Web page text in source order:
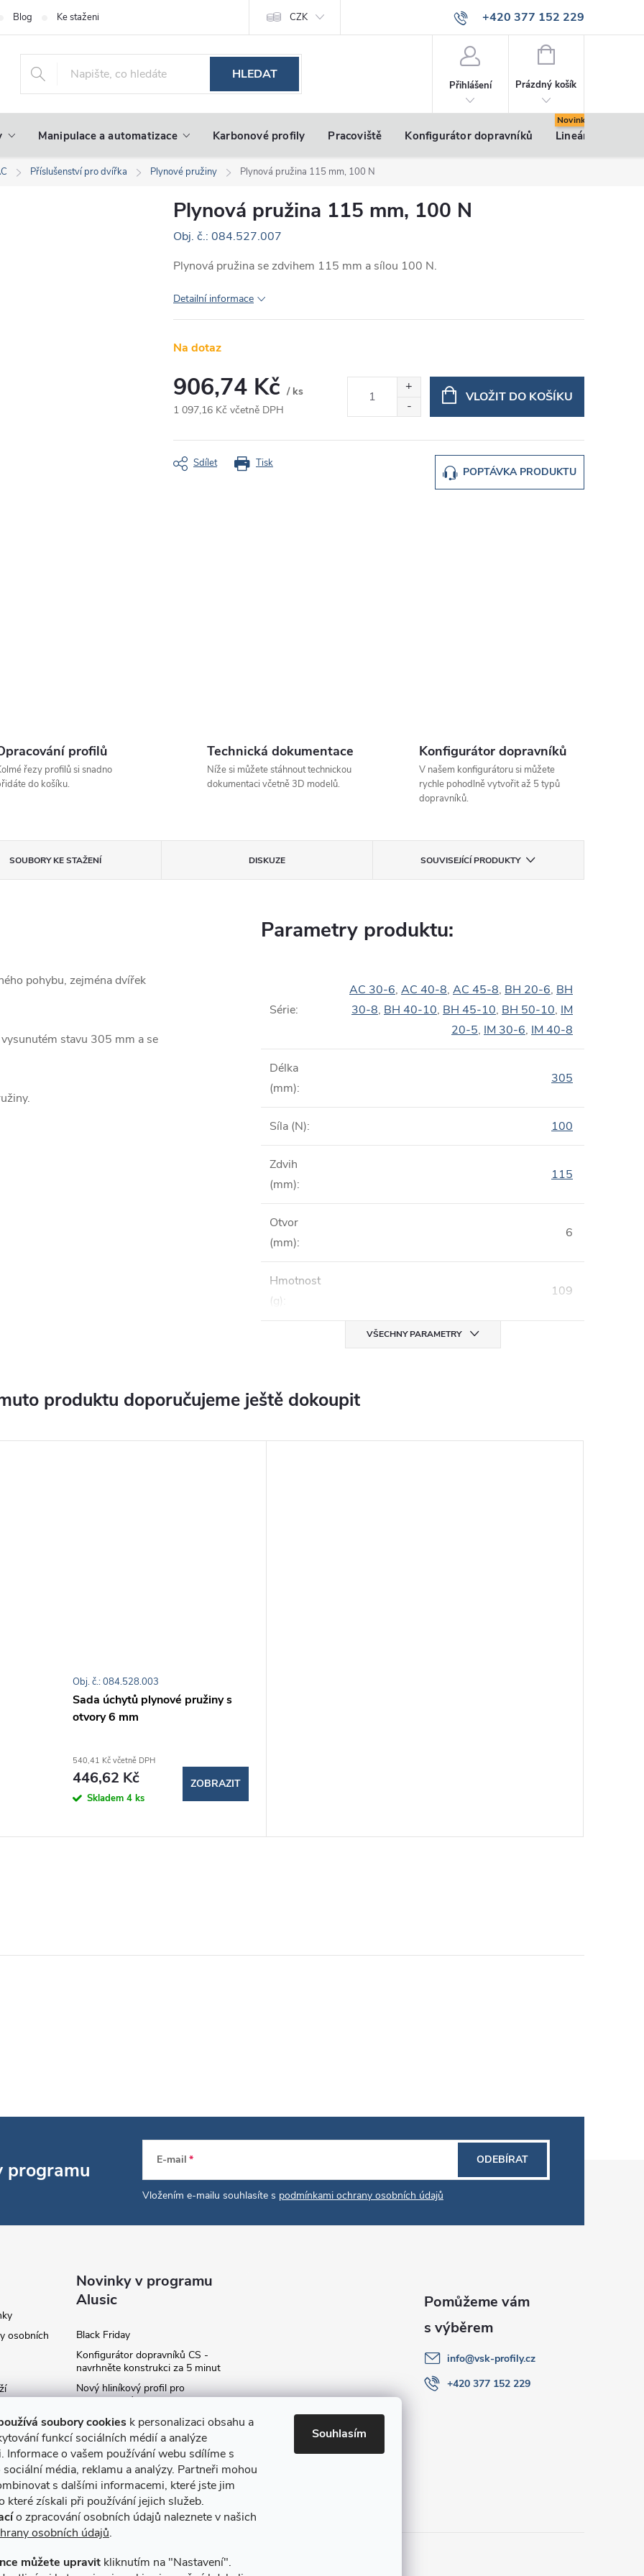
soubory cookies k personalizaci obsahu a
funkcí sociálních médií a analýze
Informace o vašem používání webu sdílíme s
média, reklamu a analýzy. Partneři mohou
s dalšími informacemi, které jste jim
které získali při používání jejich služeb.
o zpracování osobních údajů naleznete v našich
osobních údajů.
můžete upravit kliknutím na "Nastavení".
Souhlasím
+420 377 152 229
info@vsk-profily.cz
Blog Ke stažení CZK
HLEDAT
Přihlášení
NÁKUPNÍ
Prázdný košík
Manipulace a automatizace Karbonové profily Pracoviště Konfigurátor dopravníků Lineární pohony
Příslušenství pro dvířka Plynové pružiny Plynová pružina 115 mm, 100 N
Plynová pružina 115 mm, 100 N
Obj. č.: 084.527.007
Plynová pružina se zdvihem 115 mm a sílou 100 N.
Detailní informace
Na dotaz
906,74 Kč / ks
1 097,16 Kč včetně DPH
cena:
VLOŽIT DO KOŠÍKU
Tisk
POPTÁVKA PRODUKTU
Sdílet
profilů
řezy profilů si snadno
do košíku.
Technická dokumentace
Níže si můžete stáhnout technickou
dokumentaci včetně 3D modelů.
Konfigurátor dopravníků
V našem konfigurátoru si můžete
rychle pohodlně vytvořit až 5 typů
dopravníků.
SOUBORY KE STAŽENÍ DISKUZE SOUVISEJÍCÍ PRODUKTY
pohybu, zejména dvířek
stavu 305 mm a se
Parametry produktu:
Série:
AC 30-6, AC 40-8, AC 45-8, BH 20-6, BH
30-8, BH 40-10, BH 45-10, BH 50-10, IM
20-5, IM 30-6, IM 40-8
Délka
(mm):
305
Síla (N): 100
Zdvih
(mm):
115
Otvor
(mm):
6
Hmotnost
(g):
109
VŠECHNY PARAMETRY
produktu doporučujeme ještě dokoupit
Sada úchytů plynové pružiny s
otvory 6 mm
540,41 Kč včetně DPH
446,62 Kč
Skladem 4 ks
ZOBRAZIT
Obj. č.: 084.528.003
programu E-mail
Vložením e-mailu souhlasíte s podmínkami ochrany osobních údajů
ODEBÍRAT
osobních
Novinky v programu
Alusic
Black Friday
Konfigurátor dopravníků CS -
navrhněte konstrukci za 5 minut
Nový hliníkový profil pro
fotovoltaické panely - kvalita za
Moje označení objednávky
Rozšíření produktové série
stojanů SP
Archiv
info@vsk-profily.cz
+420 377 152 229
online platby Způsoby dopravy